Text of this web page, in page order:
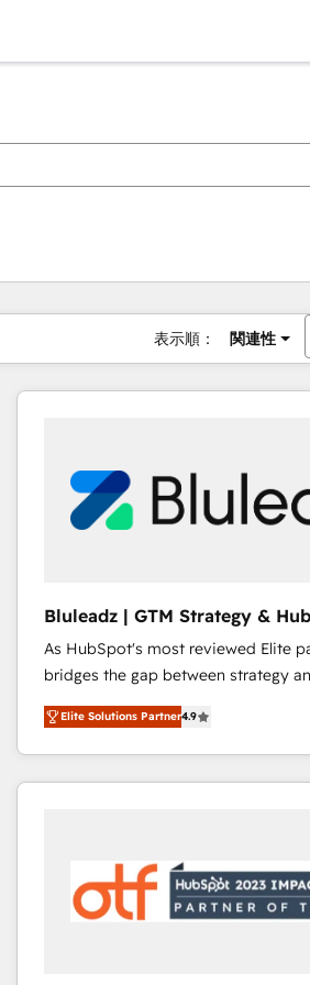
表示順： 関連性
Bluleadz | GTM Strategy &
Implementation
As HubSpot's most reviewed Elite
bridges the gap between strategy and
don't just "set up tools" — we install
Operating System (GTM OS) to
and engineer a portal that drives
revenue velocity. 🚀 GTM Strategy & Alignment
"accelerating a mess." ⚙️ Elite Engineering & AI
Scalable Architecture: Zero-
across all Hubs, validated by our 7
Elite Solutions Partner4.9